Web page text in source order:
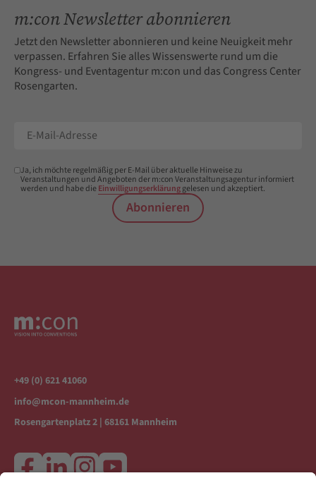
m:con Newsletter abonnieren
Jetzt den Newsletter abonnieren und keine Neuigkeit mehr
verpassen. Erfahren Sie alles Wissenswerte rund um die
Kongress- und Eventagentur m:con und das Congress Center
Rosengarten.
Ja, ich möchte regelmäßig per E-Mail über aktuelle Hinweise zu
Veranstaltungen und Angeboten der m:con Veranstaltungsagentur informiert
werden und habe dieEinwilligungserklärunggelesen und akzeptiert.
Abonnieren
+49 (0) 621 41060
info@mcon-mannheim.de
Rosengartenplatz 2 | 68161 Mannheim